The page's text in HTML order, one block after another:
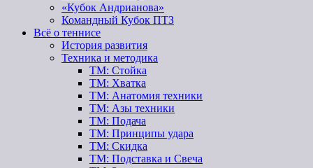
«Кубок Андрианова»
Командный Кубок ПТЗ
Всё о теннисе
История развития
Техника и методика
ТМ: Стойка
ТМ: Хватка
ТМ: Анатомия техники
ТМ: Азы техники
ТМ: Подача
ТМ: Принципы удара
ТМ: Скидка
ТМ: Подставка и Свеча